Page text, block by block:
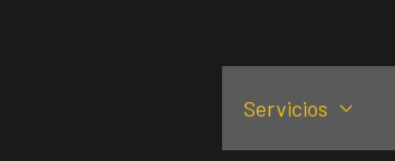
Servicios